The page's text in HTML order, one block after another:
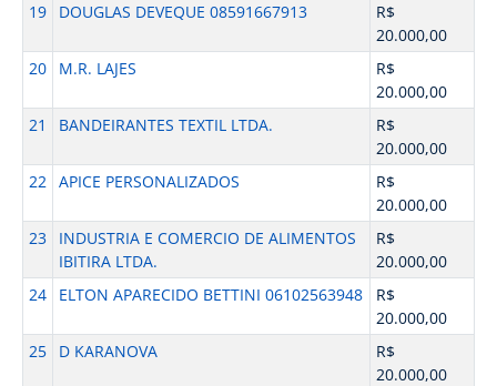
19
DOUGLAS DEVEQUE 08591667913
R$
20.000,00
20
M.R. LAJES
R$
20.000,00
21
BANDEIRANTES TEXTIL LTDA.
R$
20.000,00
22 APICE PERSONALIZADOS
R$
20.000,00
23
INDUSTRIA E COMERCIO DE ALIMENTOS
IBITIRA LTDA.
R$
20.000,00
24
ELTON APARECIDO BETTINI 06102563948
R$
20.000,00
25
D KARANOVA
R$
20.000,00